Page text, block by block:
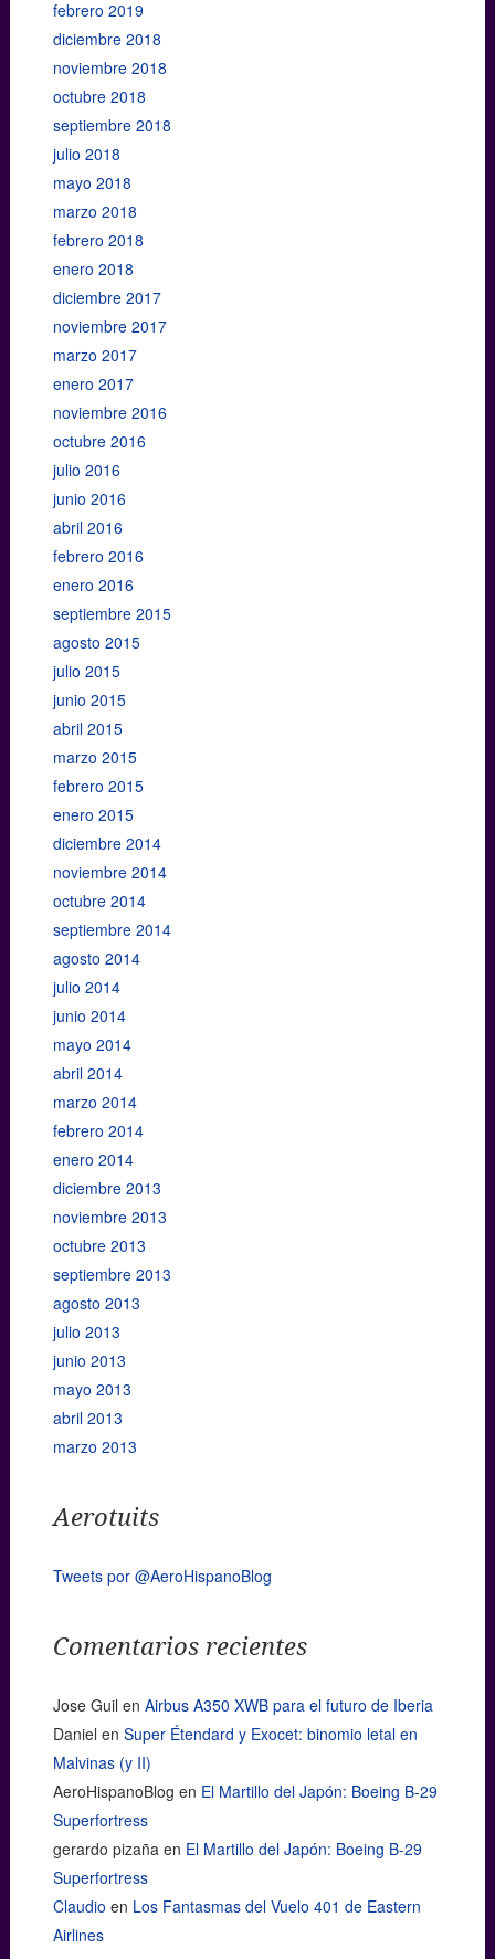
febrero 2019
diciembre 2018
noviembre 2018
octubre 2018
septiembre 2018
julio 2018
mayo 2018
marzo 2018
febrero 2018
enero 2018
diciembre 2017
noviembre 2017
marzo 2017
enero 2017
noviembre 2016
octubre 2016
julio 2016
junio 2016
abril 2016
febrero 2016
enero 2016
septiembre 2015
agosto 2015
julio 2015
junio 2015
abril 2015
marzo 2015
febrero 2015
enero 2015
diciembre 2014
noviembre 2014
octubre 2014
septiembre 2014
agosto 2014
julio 2014
junio 2014
mayo 2014
abril 2014
marzo 2014
febrero 2014
enero 2014
diciembre 2013
noviembre 2013
octubre 2013
septiembre 2013
agosto 2013
julio 2013
junio 2013
mayo 2013
abril 2013
marzo 2013
Aerotuits
Tweets por @AeroHispanoBlog
Comentarios recientes
Jose Guil en Airbus A350 XWB para el futuro de Iberia
Daniel en Super Étendard y Exocet: binomio letal en
Malvinas (y II)
AeroHispanoBlog en El Martillo del Japón: Boeing B-29
Superfortress
gerardo pizaña en El Martillo del Japón: Boeing B-29
Superfortress
Claudio en Los Fantasmas del Vuelo 401 de Eastern
Airlines